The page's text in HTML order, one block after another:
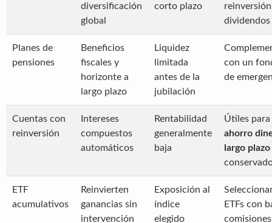
diversificación
global
corto plazo
dividendos
Planes de
pensiones
Beneficios
fiscales y
horizonte a
largo plazo
Liquidez
limitada
antes de la
jubilación
con un
de
Cuentas con
reinversión
Intereses
compuestos
automáticos
Rentabilidad
generalmente
baja
Útiles para
ahorro
largo plazo
ETF
acumulativos
Reinvierten
ganancias sin
intervención
Exposición al
índice
elegido
ETFs con